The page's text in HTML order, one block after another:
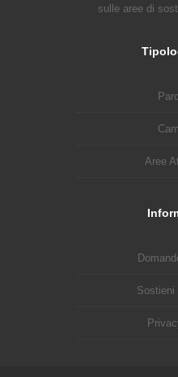
sulle aree di
Aree
Sostieni